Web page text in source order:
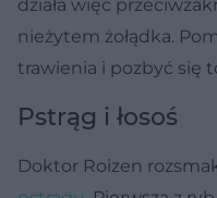
działa więc
nieżytem żołądka.
trawienia i pozbyć się
Pstrąg i łosoś
Doktor Roizen